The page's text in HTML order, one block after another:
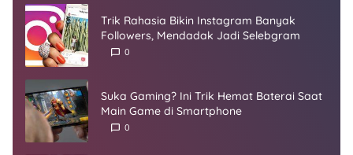
Trik Rahasia Bikin Instagram Banyak
Followers, Mendadak Jadi Selebgram
0
Suka Gaming? Ini Trik Hemat Baterai Saat
Main Game di Smartphone
0